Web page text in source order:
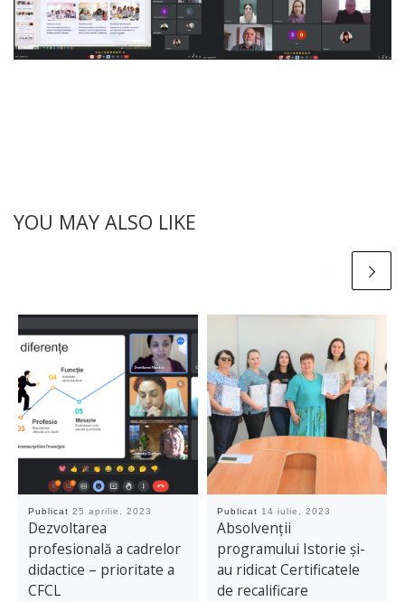
YOU MAY ALSO LIKE
Publicat25 aprilie, 2023
Dezvoltarea
profesională a cadrelor
didactice – prioritate a
CFCL
Publicat 14 iulie, 2023
Absolvenții
programului Istorie și-
au ridicat Certificatele
de recalificare